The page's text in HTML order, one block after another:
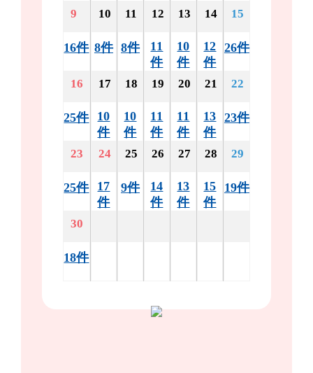
9
16件
10
8件
11
8件
12
11
件
13
10
件
14
12
件
15
26件
16
25件
17
10
件
18
10
件
19
11
件
20
11
件
21
13
件
22
23件
23
25件
24
17
件
25
9件
26
14
件
27
13
件
28
15
件
29
19件
30
18件